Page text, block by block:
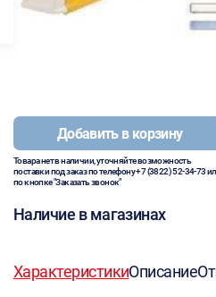
Добавить в корзину
Товара нет в наличии, уточняйте возможность
поставки под заказ по телефону+7 (3822) 52-34-73
по кнопке "Заказать звонок"
Наличие в магазинах
ХарактеристикиОписание